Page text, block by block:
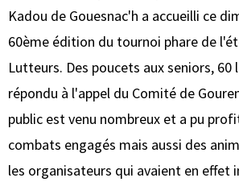
Kadou de Gouesnac'h a accueilli ce
60ème édition du tournoi phare de
Lutteurs. Des poucets aux seniors,
répondu à l'appel du Comité de
public est venu nombreux et a pu
combats engagés mais aussi des
les organisateurs qui avaient en effet